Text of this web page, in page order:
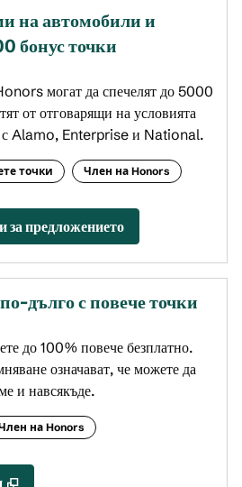
на автомобили и
бонус точки
могат да спечелят до 5 000
от отговарящи на условията
с Alamo, Enterprise и National.
точки Член на Honors
за предложението
дълго с повече точки
до 100% повече безплатно.
означават, че можете да
и навсякъде.
на Honors
,